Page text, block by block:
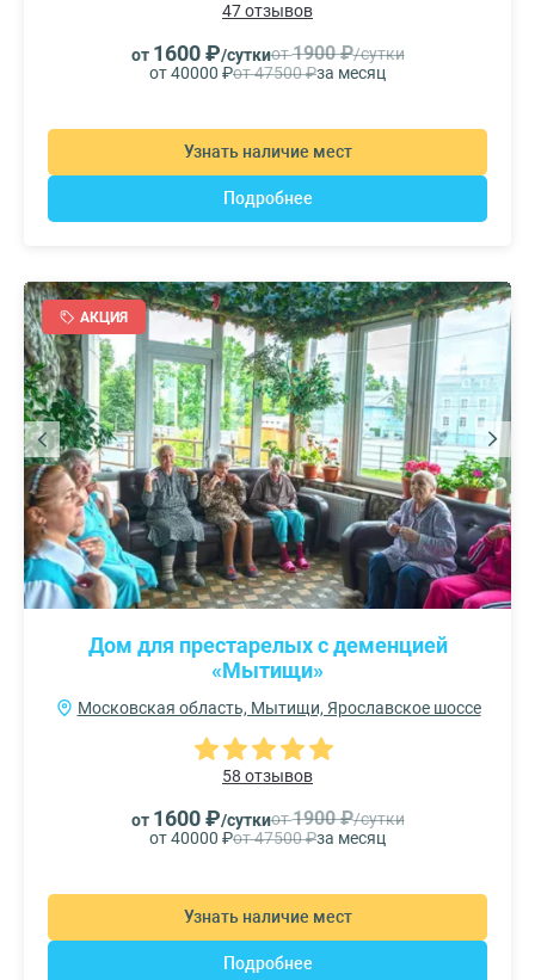
47 отзывов
от 1600 ₽/суткиот1900 ₽/сутки
от 40000 ₽от 47500 ₽за месяц
Узнать наличие мест
Подробнее
АКЦИЯ
Дом для престарелых с деменцией
«Мытищи»
Московская область, Мытищи, Ярославское шоссе
58 отзывов
от 1600 ₽/суткиот1900 ₽/сутки
от 40000 ₽от 47500 ₽за месяц
Узнать наличие мест
Подробнее